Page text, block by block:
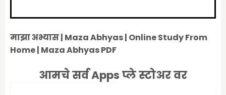
माझा अभ्यास | Maza Abhyas | Online Study From
Home | Maza Abhyas PDF
आमचे सर्व Apps प्ले स्टोअर वर